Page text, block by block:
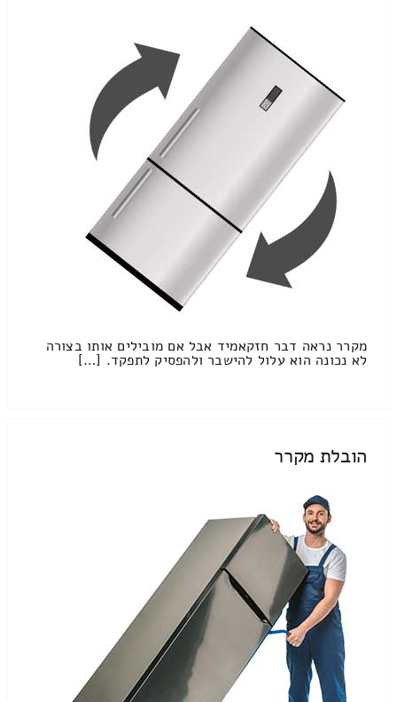
מקרר נראה דבר חזקאמיד אבל אם מובילים אותו בצורה
לא נכונה הוא עלול להישבר ולהפסיק לתפקד. […]
הובלת מקרר